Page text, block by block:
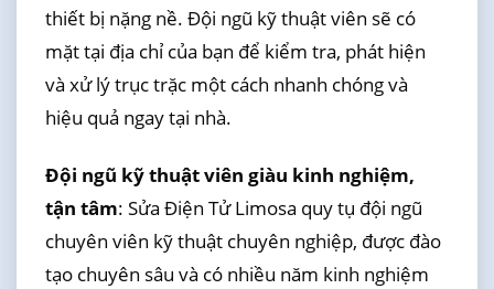
thiết bị nặng nề. Đội ngũ kỹ thuật viên sẽ có
mặt tại địa chỉ của bạn để kiểm tra, phát hiện
và xử lý trục trặc một cách nhanh chóng và
hiệu quả ngay tại nhà.
Đội ngũ kỹ thuật viên giàu kinh nghiệm,
tận tâm: Sửa Điện Tử Limosa quy tụ đội ngũ
chuyên viên kỹ thuật chuyên nghiệp, được đào
tạo chuyên sâu và có nhiều năm kinh nghiệm